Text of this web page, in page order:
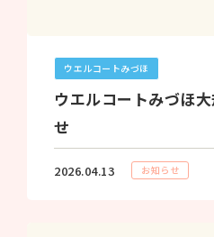
ウエルコートみづほ
ウエルコートみづほ
せ
2026.04.13 お知らせ